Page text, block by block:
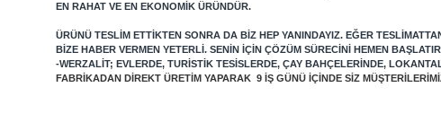
EN RAHAT VE EN EKONOMIK ÜRÜNDÜR.
ÜRÜNÜ TESLIM ETTIKTEN SONRA DA BIZ HEP YANINDAYIZ. EĞER
BIZE HABER VERMEN YETERLI. SENIN IÇIN ÇÖZÜM SÜRECINI HEMEN
-WERZALIT; EVLERDE, TURISTIK TESISLERDE, ÇAY BAHÇELERINDE,
FABRIKADAN DIREKT ÜRETIM YAPARAK 9 IŞ GÜNÜ IÇINDE SIZ